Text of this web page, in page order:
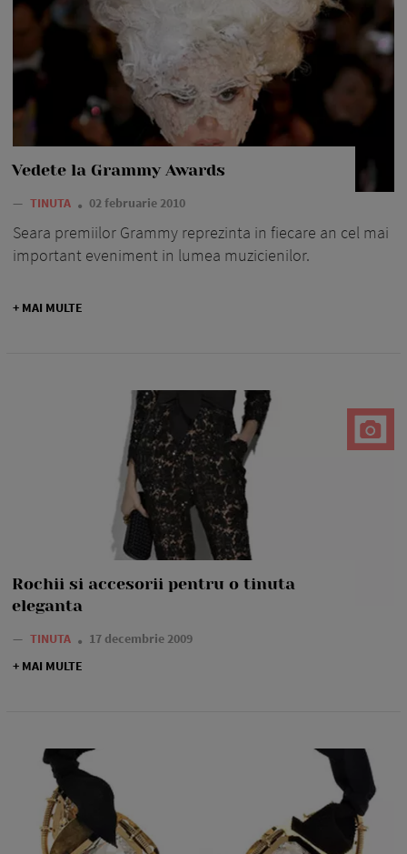
Vedete la Grammy Awards
— TINUTA 02 februarie 2010
Seara premiilor Grammy reprezinta in fiecare an cel mai
important eveniment in lumea muzicienilor.
+ MAI MULTE
Rochii si accesorii pentru o tinuta
eleganta
— TINUTA
17 decembrie 2009
+ MAI MULTE